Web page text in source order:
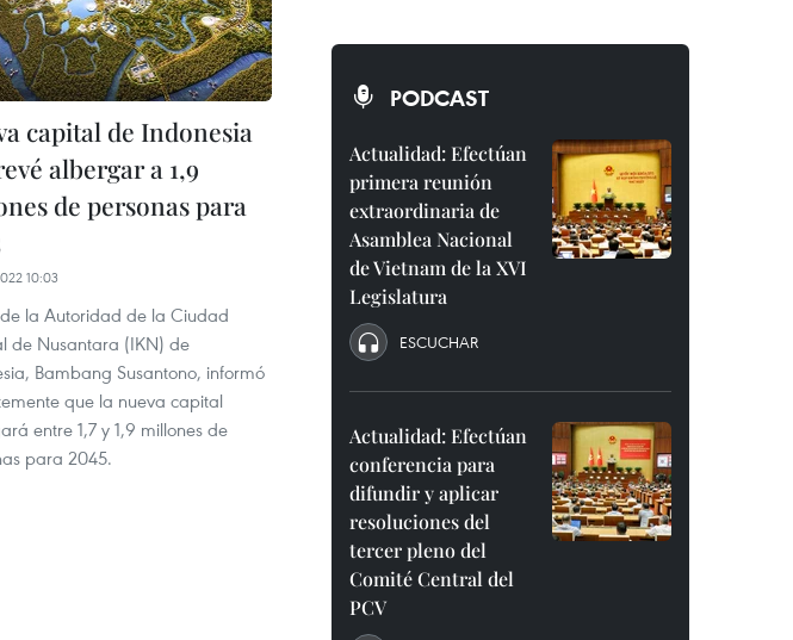
capital de Indonesia
albergar a 1,9
de personas para
10:03
de la Autoridad de la Ciudad
de Nusantara (IKN) de
Bambang Susantono, informó
que la nueva capital
entre 1,7 y 1,9 millones de
para 2045.
PODCAST
Actualidad: Efectúan
primera reunión
extraordinaria de
Asamblea Nacional
de Vietnam de la XVI
Legislatura
ESCUCHAR
Actualidad: Efectúan
conferencia para
difundir y aplicar
resoluciones del
tercer pleno del
Comité Central del
PCV